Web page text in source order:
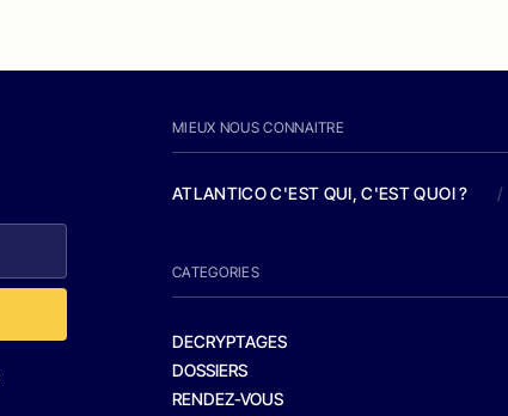
MIEUX NOUS CONNAITRE
ATLANTICO C'EST QUI, C'EST QUOI ? /
CATEGORIES
DECRYPTAGES
DOSSIERS
RENDEZ-VOUS